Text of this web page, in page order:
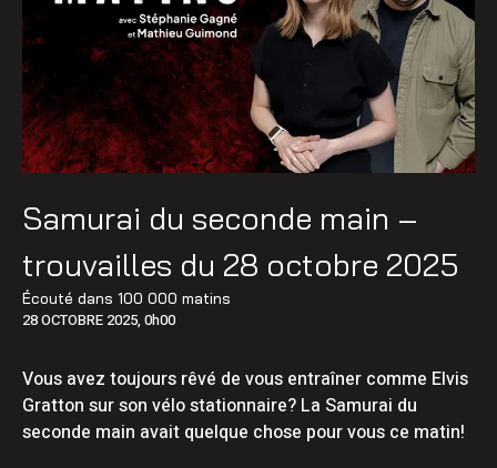
Samurai du seconde main –
trouvailles du 28 octobre 2025
Écouté dans 100 000 matins
28 OCTOBRE 2025, 0h00
Vous avez toujours rêvé de vous entraîner comme Elvis
Gratton sur son vélo stationnaire? La Samurai du
seconde main avait quelque chose pour vous ce matin!